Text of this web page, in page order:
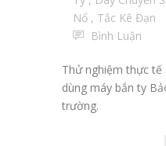
Nổ , Tắc Kê Đạn
Bình Luận
Thử nghiệm thực
dùng máy bắn ty
trường.